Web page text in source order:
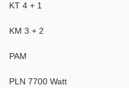
KT 4 + 1
KM 3 + 2
PAM
PLN 7700 Watt